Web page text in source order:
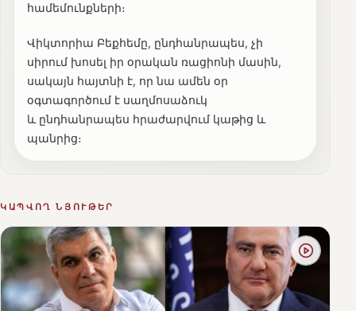
համեմունքների։
Վիկտորիա Բեքհեմը, ընդհանրապես, չի
սիրում խոսել իր օրական ռացիոնի մասին,
սակայն հայտնի է, որ նա ամեն օր
օգտագործում է սաղմոսաձուկ
և ընդհանրապես հրաժարվում կաթից և
պանրից։
ԿԱՊՎՈՂ ՆՅՈՒԹԵՐ